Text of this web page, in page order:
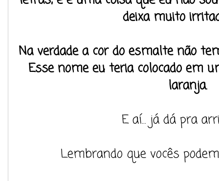
deixa muito
Na verdade a cor do esmalte não
Esse nome eu teria colocado em
laranja.
E aí... já dá pra
Lembrando que vocês